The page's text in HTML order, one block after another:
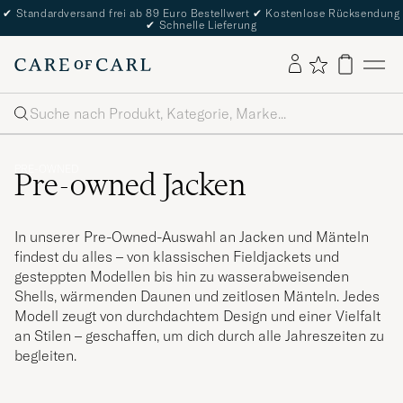
✔ Standardversand frei ab 89 Euro Bestellwert ✔ Kostenlose Rücksendung
✔ Schnelle Lieferung
Suche
Pre-owned Jacken
In unserer Pre-Owned-Auswahl an Jacken und Mänteln
findest du alles – von klassischen Fieldjackets und
gesteppten Modellen bis hin zu wasserabweisenden
Shells, wärmenden Daunen und zeitlosen Mänteln. Jedes
Modell zeugt von durchdachtem Design und einer Vielfalt
an Stilen – geschaffen, um dich durch alle Jahreszeiten zu
begleiten.